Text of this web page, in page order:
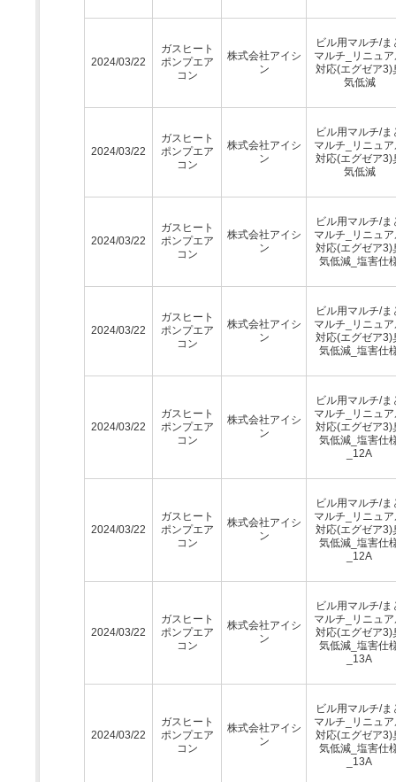
2024/03/22
ガスヒート
ポンプエア
コン
株式会社アイシ
ン
ビル用マルチ/ま
マルチ_リニュ
対応(エグゼア3)
気低減
2024/03/22
ガスヒート
ポンプエア
コン
株式会社アイシ
ン
ビル用マルチ/ま
マルチ_リニュ
対応(エグゼア3)
気低減
2024/03/22
ガスヒート
ポンプエア
コン
株式会社アイシ
ン
ビル用マルチ/ま
マルチ_リニュ
対応(エグゼア3)
気低減_塩害仕
2024/03/22
ガスヒート
ポンプエア
コン
株式会社アイシ
ン
ビル用マルチ/ま
マルチ_リニュ
対応(エグゼア3)
気低減_塩害仕
2024/03/22
ガスヒート
ポンプエア
コン
株式会社アイシ
ン
ビル用マルチ/ま
マルチ_リニュ
対応(エグゼア3)
気低減_塩害仕
_12A
2024/03/22
ガスヒート
ポンプエア
コン
株式会社アイシ
ン
ビル用マルチ/ま
マルチ_リニュ
対応(エグゼア3)
気低減_塩害仕
_12A
2024/03/22
ガスヒート
ポンプエア
コン
株式会社アイシ
ン
ビル用マルチ/ま
マルチ_リニュ
対応(エグゼア3)
気低減_塩害仕
_13A
2024/03/22
ガスヒート
ポンプエア
コン
株式会社アイシ
ン
ビル用マルチ/ま
マルチ_リニュ
対応(エグゼア3)
気低減_塩害仕
_13A